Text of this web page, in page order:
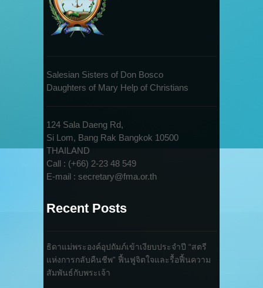
Salesian Sisters of Don Bosco
Daughters of Mary Help of Christians
124 Sala Daeng Rd,
Si Lom, Bang Rak Bangkok 10500
THAILAND
Call : (+66) 2-23 48 549
E-mail : secretary@fma.or.th
Recent Posts
ธิดาแม่พระองค์อุปถัมภ์เข้าเงียบประจำปี “สตรี
แห่งการกลับคืนชีพ” ฟื้นฟูจิตใจและรื้อฟื้นความ
สัมพันธ์กับพระเจ้า